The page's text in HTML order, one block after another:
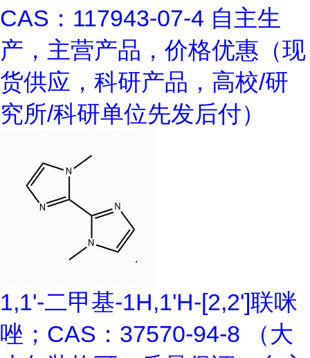
CAS：117943-07-4 自主生
产，主营产品，价格优惠（现
货供应，科研产品，高校/研
究所/科研单位先发后付）
1,1'-二甲基-1H,1'H-[2,2']联咪
唑；CAS：37570-94-8 （大